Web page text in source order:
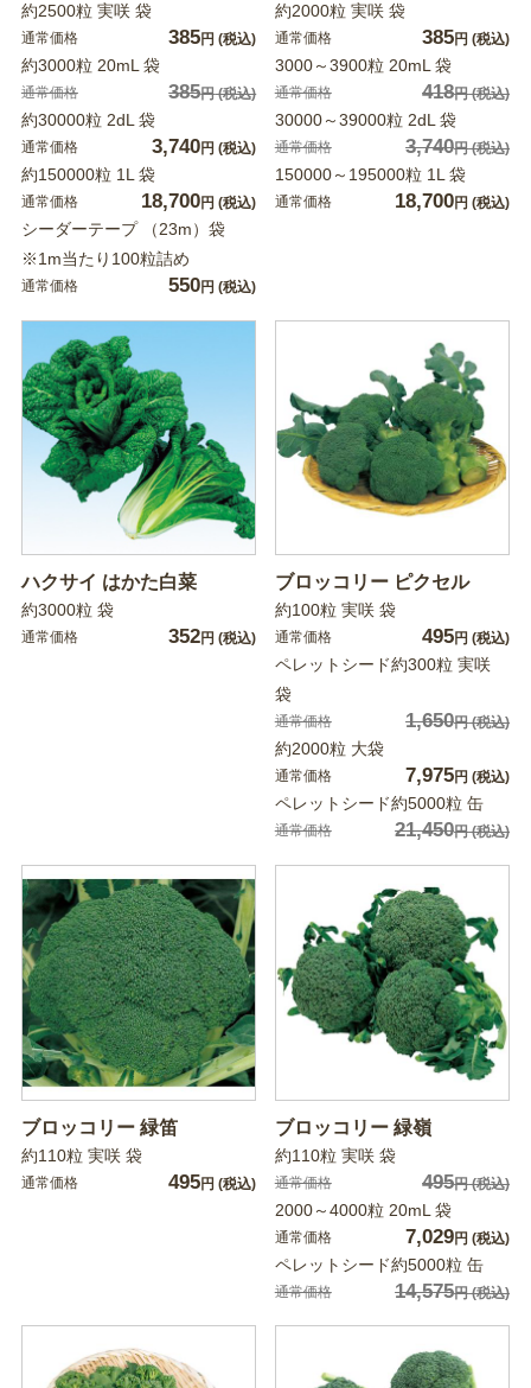
約2500粒 実咲 袋
通常価格 385円 (税込)
約3000粒 20mL 袋
通常価格 385円(税込)
約30000粒 2dL 袋
通常価格 3,740円 (税込)
約150000粒 1L 袋
通常価格 18,700円 (税込)
シーダーテープ （23m）袋
※1m当たり100粒詰め
通常価格 550円 (税込)
約2000粒 実咲 袋
通常価格 385円 (税込)
3000～3900粒 20mL 袋
通常価格 418円(税込)
30000～39000粒 2dL 袋
通常価格 3,740円(税込)
150000～195000粒 1L 袋
通常価格 18,700円 (税込)
ハクサイ はかた白菜
約3000粒 袋
通常価格 352円 (税込)
ブロッコリー ピクセル
約100粒 実咲 袋
通常価格 495円 (税込)
ペレットシード約300粒 実咲
袋
通常価格 1,650円(税込)
約2000粒 大袋
通常価格 7,975円 (税込)
ペレットシード約5000粒 缶
通常価格 21,450円(税込)
ブロッコリー 緑笛
約110粒 実咲 袋
通常価格 495円 (税込)
ブロッコリー 緑嶺
約110粒 実咲 袋
通常価格 495円(税込)
2000～4000粒 20mL 袋
通常価格 7,029円 (税込)
ペレットシード約5000粒 缶
通常価格 14,575円(税込)